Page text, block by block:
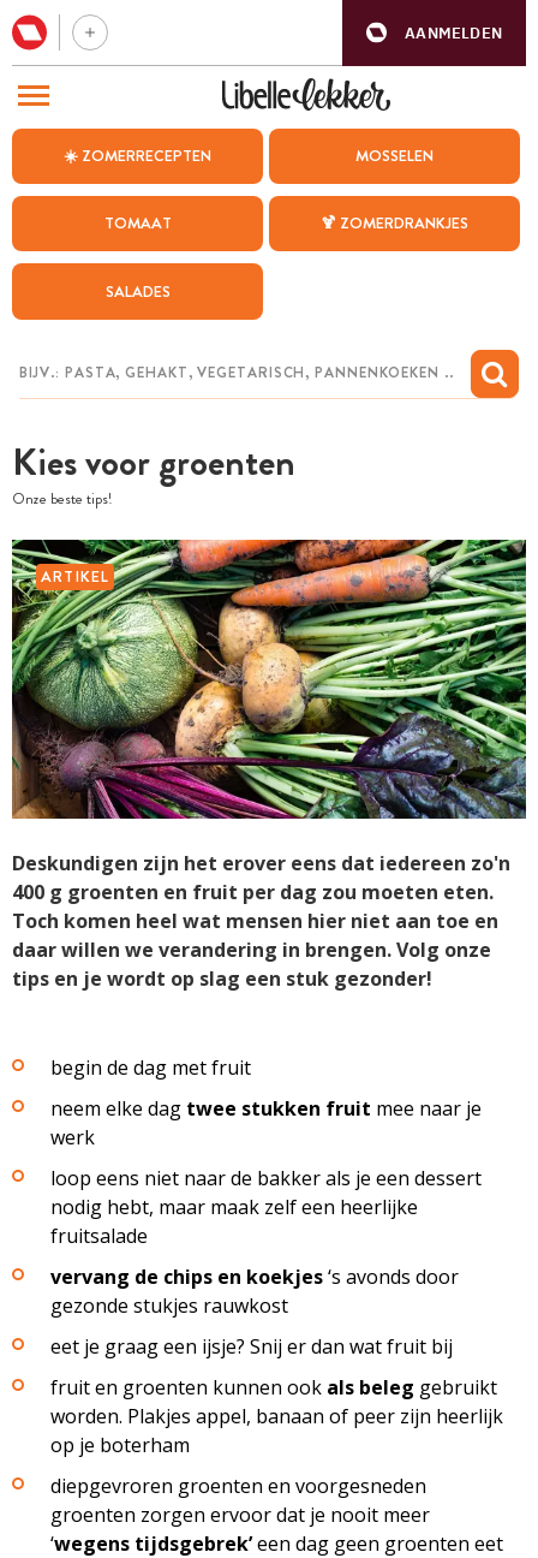
AANMELDEN
☀️ ZOMERRECEPTEN MOSSELEN
TOMAAT 🍹 ZOMERDRANKJES
SALADES
Kies voor groenten
Onze beste tips!
ARTIKEL
Deskundigen zijn het erover eens dat iedereen zo'n
400 g groenten en fruit per dag zou moeten eten.
Toch komen heel wat mensen hier niet aan toe en
daar willen we verandering in brengen. Volg onze
tips en je wordt op slag een stuk gezonder!
begin de dag met fruit
neem elke dag twee stukken fruit mee naar je
werk
loop eens niet naar de bakker als je een dessert
nodig hebt, maar maak zelf een heerlijke
fruitsalade
vervang de chips en koekjes‘s avonds door
gezonde stukjes rauwkost
eet je graag een ijsje? Snij er dan wat fruit bij
fruit en groenten kunnen ook als beleg gebruikt
worden. Plakjes appel, banaan of peer zijn heerlijk
op je boterham
diepgevroren groenten en voorgesneden
groenten zorgen ervoor dat je nooit meer
‘wegens tijdsgebrek’een dag geen groenten eet
BEZOEK ONZE ANDERE WEBSITES
WEEKMENU
CHAT MET MAIA
MIJN BEWAARDE RECEPTEN